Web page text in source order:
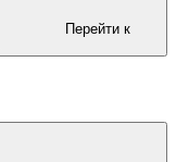
Перейти к